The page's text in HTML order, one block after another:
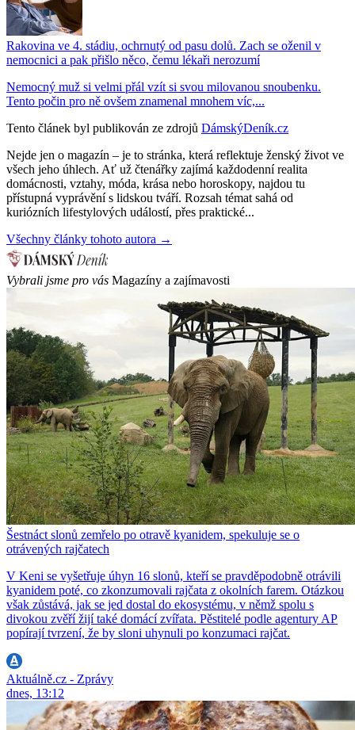
Rakovina ve 4. stádiu, ochrnutý od pasu dolů. Zach se oženil v
nemocnici a pak přišlo něco, čemu lékaři nerozumí
Nemocný muž si velmi přál vzít si svou milovanou snoubenku.
Tento počin pro ně ovšem znamenal mnohem víc,...
Tento článek byl publikován ze zdrojů DámskýDeník.cz
Nejde jen o magazín – je to stránka, která reflektuje ženský život ve
všech jeho úhlech. Ať už čtenářky zajímá každodenní realita
domácnosti, vztahy, móda, krása nebo horoskopy, najdou tu
přístupná vyprávění s lidskou tváří. Rozsah témat sahá od
kuriózních lifestylových událostí, přes praktické...
Všechny články tohoto autora →
Vybrali jsme pro vás Magazíny a zajímavosti
Šestnáct slonů zemřelo po otravě kyanidem, spekuluje se o
otrávených rajčatech
V Keni se vyšetřuje úhyn 16 slonů, kteří se pravděpodobně otrávili
kyanidem poté, co zkonzumovali rajčata z okolních farem. Otázkou
však zůstává, jak se jed dostal do ekosystému, v němž spolu s
divokou zvěří žijí také domácí zvířata. Pěstitelé podle agentury AP
popírají tvrzení, že by sloni uhynuli po konzumaci rajčat.
Aktuálně.cz - Zprávy
dnes, 13:12